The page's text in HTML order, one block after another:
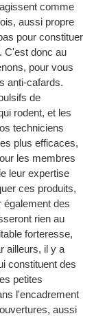
comme
aussi propre
pour constituer
C'est donc au
pour vous
anti-cafards.
de
rodent, et les
techniciens
plus efficaces,
les membres
leur expertise
ces produits,
également des
rien au
forteresse,
ailleurs, il y a
constituent des
petites
l'encadrement
aussi